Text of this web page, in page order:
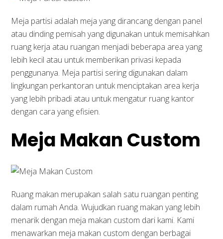
Meja partisi adalah meja yang dirancang dengan panel
atau dinding pemisah yang digunakan untuk memisahkan
ruang kerja atau ruangan menjadi beberapa area yang
lebih kecil atau untuk memberikan privasi kepada
penggunanya. Meja partisi sering digunakan dalam
lingkungan perkantoran untuk menciptakan area kerja
yang lebih pribadi atau untuk mengatur ruang kantor
dengan cara yang efisien.
Meja Makan Custom
Ruang makan merupakan salah satu ruangan penting
dalam rumah Anda. Wujudkan ruang makan yang lebih
menarik dengan meja makan custom dari kami. Kami
menawarkan meja makan custom dengan berbagai